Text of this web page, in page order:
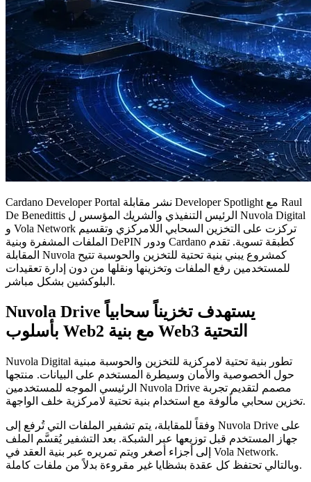
Cardano Developer Portal نشر مقابلة Developer Spotlight مع Raul
De Benedittis الرئيس التنفيذي والشريك المؤسس ل Nuvola Digital
و Vola Network تركزت على التخزين السحابي اللامركزي وتقسيم
الملفات المشفرة وبنية DePIN ودور Cardano كطبقة تسوية. تقدم
المقابلة Nuvola كمشروع يبني بنية تحتية للتخزين والحوسبة تتيح
للمستخدمين رفع الملفات وتخزينها ونقلها من دون إدارة تعقيدات
البلوكشين بشكل مباشر.
Nuvola Drive يستهدف تخزيناً سحابياً
بأسلوب Web2 مع بنية Web3 التحتية
Nuvola Digital تطور بنية تحتية لامركزية للتخزين والحوسبة مبنية
حول الخصوصية والأمان وسيطرة المستخدم على البيانات. منتجها
الرئيسي الموجه للمستخدمين Nuvola Drive مصمم لتقديم تجربة
تخزين سحابي مألوفة مع استخدام بنية تحتية لامركزية خلف الواجهة.
وفقاً للمقابلة، يتم تشفير الملفات التي تُرفع إلى Nuvola Drive على
جهاز المستخدم قبل توزيعها عبر الشبكة. بعد التشفير يُقسَّم الملف
إلى أجزاء أصغر ويتم تمريره عبر بنية العقد في Vola Network.
وبالتالي تحتفظ كل عقدة بشظايا غير مقروءة بدلاً من ملفات كاملة.